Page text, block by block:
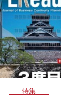
特集